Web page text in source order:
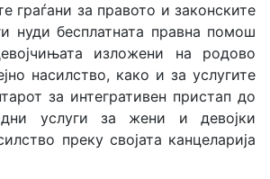
граѓани за правото и законските
нуди бесплатната правна помош
изложени на родово
насилство, како и за услугите
за интегративен пристап до
услуги за жени и девојки
преку својата канцеларија